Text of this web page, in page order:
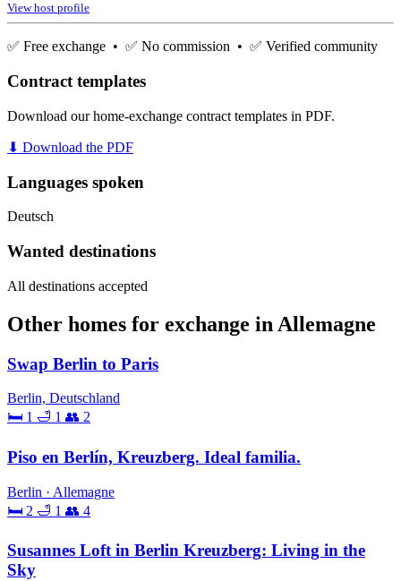
View host profile
✅ Free exchange • ✅ No commission • ✅ Verified community
Contract templates
Download our home-exchange contract templates in PDF.
⬇ Download the PDF
Languages spoken
Deutsch
Wanted destinations
All destinations accepted
Other homes for exchange in Allemagne
Swap Berlin to Paris
Berlin, Deutschland
🛏 1 🛁 1 👥 2
Piso en Berlín, Kreuzberg. Ideal familia.
Berlin · Allemagne
🛏 2 🛁 1 👥 4
Susannes Loft in Berlin Kreuzberg: Living in the
Sky